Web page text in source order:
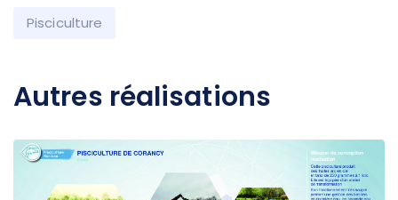
Pisciculture
Autres réalisations